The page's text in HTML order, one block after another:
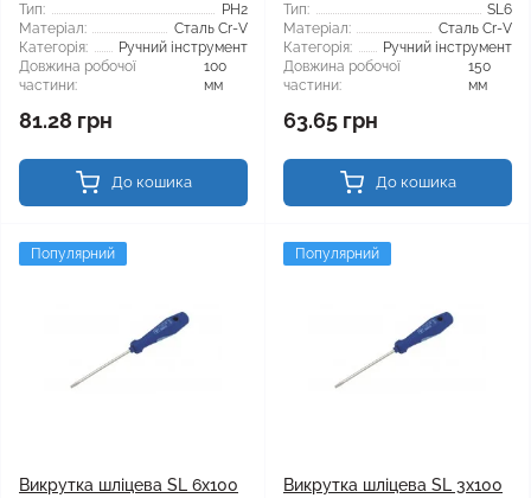
Тип:
PH2
Матеріал:
Сталь Cr-V
Категорія:
Ручний інструмент
Довжина робочої
частини:
100
мм
81.28 грн
До кошика
Тип:
SL6
Матеріал:
Сталь Cr-V
Категорія:
Ручний інструмент
Довжина робочої
частини:
150
мм
63.65 грн
До кошика
Популярний
Викрутка шліцева SL 6x100
Популярний
Викрутка шліцева SL 3х100